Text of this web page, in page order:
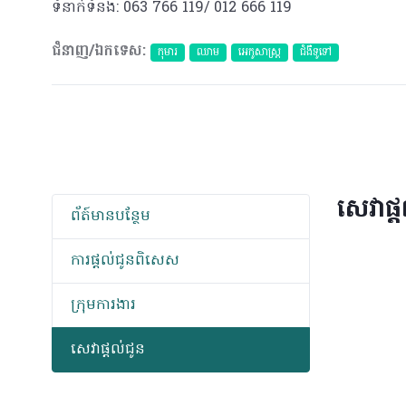
ទំនាក់ទំនង: 063 766 119/ 012 666 119
ជំនាញ/ឯកទេស:
កុមារ ឈាម អេកូសាស្រ្ត ជំងឺទូទៅ
ព័​ត៍​មាន​បន្ថែម
ការផ្តល់ជូនពិសេស
ក្រុមការងារ
សេវាផ្តល់ជូន
សេវា